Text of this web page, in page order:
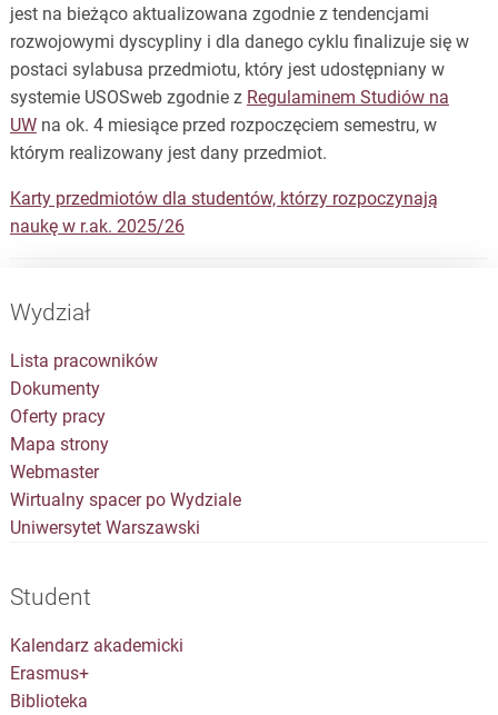
jest na bieżąco aktualizowana zgodnie z tendencjami
rozwojowymi dyscypliny i dla danego cyklu finalizuje się w
postaci sylabusa przedmiotu, który jest udostępniany w
systemie USOSweb zgodnie z Regulaminem Studiów na
UWna ok. 4 miesiące przed rozpoczęciem semestru, w
którym realizowany jest dany przedmiot.
Karty przedmiotów dla studentów, którzy rozpoczynają
naukę w r.ak. 2025/26
Wydział
Lista pracowników
Dokumenty
Oferty pracy
Mapa strony
Webmaster
Wirtualny spacer po Wydziale
Uniwersytet Warszawski
Student
Kalendarz akademicki
Erasmus+
Biblioteka